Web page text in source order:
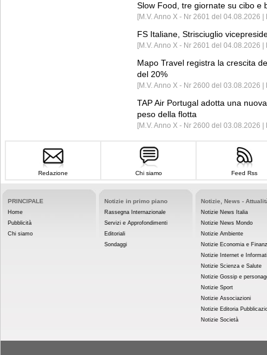
Slow Food, tre giornate su cibo e
[M.V. Anno X - Nr 2601 del 04.08.2026 |
FS Italiane, Strisciuglio
[M.V. Anno X - Nr 2601 del 04.08.2026 |
Mapo Travel registra la crescita
del 20%
[M.V. Anno X - Nr 2600 del 03.08.2026 |
TAP Air Portugal adotta una
peso della flotta
[M.V. Anno X - Nr 2600 del 03.08.2026
Redazione Chi siamo Feed Rss
PRINCIPALE
Home
Pubblicità
Chi siamo
Notizie in primo piano
Rassegna Internazionale
Servizi e Approfondimenti
Editoriali
Sondaggi
Notizie, News -
Notizie News Italia
Notizie News Mondo
Notizie Ambiente
Notizie Economia e
Notizie Internet e
Notizie Scienza e Salute
Notizie Gossip e
Notizie Sport
Notizie Associazioni
Notizie Editoria
Notizie Società